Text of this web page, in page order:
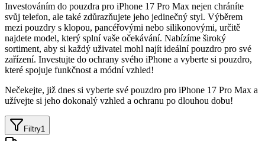
Investováním do pouzdra pro iPhone 17 Pro Max nejen chráníte
svůj telefon, ale také zdůrazňujete jeho jedinečný styl. Výběrem
mezi pouzdry s klopou, pancéřovými nebo silikonovými, určitě
najdete model, který splní vaše očekávání. Nabízíme široký
sortiment, aby si každý uživatel mohl najít ideální pouzdro pro své
zařízení. Investujte do ochrany svého iPhone a vyberte si pouzdro,
které spojuje funkčnost a módní vzhled!
Nečekejte, již dnes si vyberte své pouzdro pro iPhone 17 Pro Max a
užívejte si jeho dokonalý vzhled a ochranu po dlouhou dobu!
Filtry1